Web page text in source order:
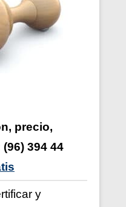
precio,
394 44
y